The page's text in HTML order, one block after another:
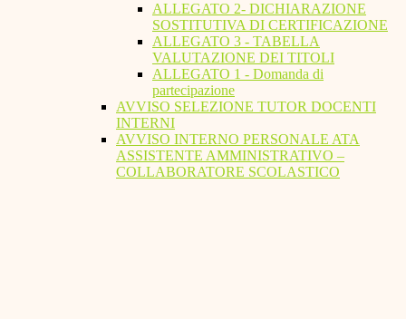
ALLEGATO 2- DICHIARAZIONE
SOSTITUTIVA DI CERTIFICAZIONE
ALLEGATO 3 - TABELLA
VALUTAZIONE DEI TITOLI
ALLEGATO 1 - Domanda di
partecipazione
AVVISO SELEZIONE TUTOR DOCENTI
INTERNI
AVVISO INTERNO PERSONALE ATA
ASSISTENTE AMMINISTRATIVO –
COLLABORATORE SCOLASTICO